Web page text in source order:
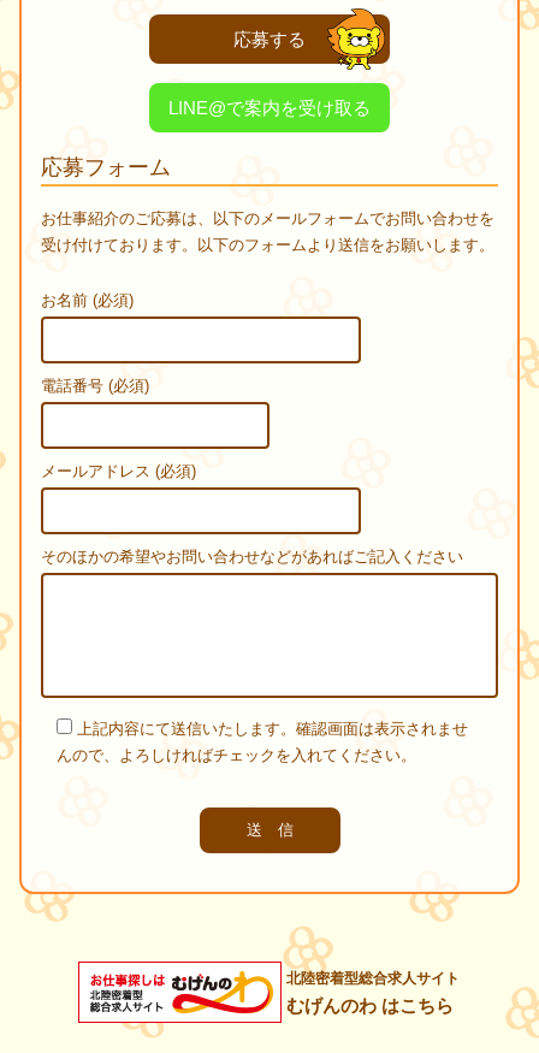
応募する
LINE@で案内を受け取る
応募フォーム
お仕事紹介のご応募は、以下のメールフォームでお問い合わせを
受け付けております。以下のフォームより送信をお願いします。
お名前 (必須)
電話番号 (必須)
メールアドレス (必須)
そのほかの希望やお問い合わせなどがあればご記入ください
上記内容にて送信いたします。確認画面は表示されませ
んので、よろしければチェックを入れてください。
北陸密着型総合求人サイト
むげんのわ はこちら